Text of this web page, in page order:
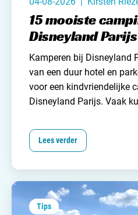
15 mooiste
Disneyland Parijs
Kamperen bij Disneyland
van een duur hotel en
voor een kindvriendelijke
Disneyland Parijs. Vaak
campings zijn ook het
Wij vanCampingzoeker
Lees verder
Tips